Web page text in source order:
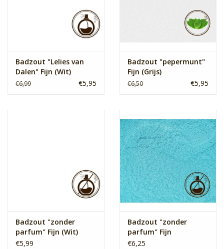
Blogs
Contact
Badzout "Lelies van
Dalen" Fijn (Wit)
€6,99 €5,95
Badzout "pepermunt"
Fijn (Grijs)
€6,50 €5,95
Badzout "zonder
parfum" Fijn (Wit)
€5,99
Badzout "zonder
parfum" Fijn
(Turquoise)
€6,25